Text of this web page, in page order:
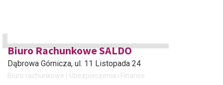
Biuro Rachunkowe SALDO
Dąbrowa Górnicza, ul. 11 Listopada 24
Biuro rachunkowe Ubezpieczenia i Finanse